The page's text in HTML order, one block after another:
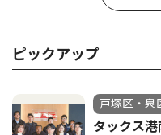
ピックアップ
戸塚区・泉
タックス